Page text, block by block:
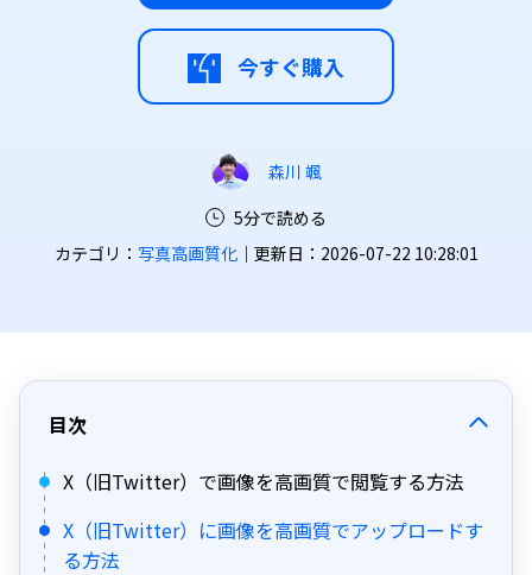
今すぐ購入
森川 颯
5分で読める
カテゴリ： 写真高画質化｜更新日：2026-07-22 10:28:01
目次
X（旧Twitter）で画像を高画質で閲覧する方法
X（旧Twitter）に画像を高画質でアップロードす
る方法